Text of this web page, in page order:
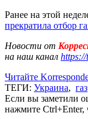
Ранее на этой
прекратила отбор
Новости от
на наш канал https://
Читайте
ТЕГИ: Украина, газ
Если вы заметили
нажмите Ctrl+Enter,